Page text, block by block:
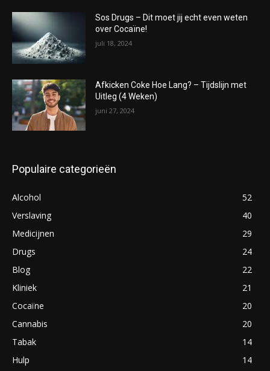
Sos Drugs – Dit moet jij echt even weten
over Cocaïne!
juli 18, 2024
Afkicken Coke Hoe Lang? – Tijdslijn met
Uitleg (4 Weken)
juni 27, 2024
Populaire categorieën
Alcohol
52
Verslaving
40
Medicijnen
29
Drugs
24
Blog
22
Kliniek
21
Cocaïne
20
Cannabis
20
Tabak
14
Hulp
14